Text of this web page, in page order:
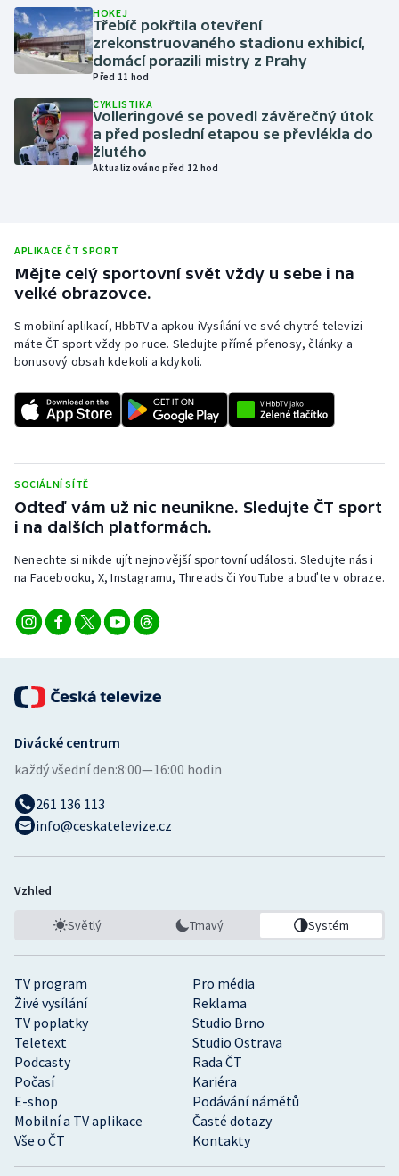
Olympijské hry
Parasport
Plážový volejbal
Short track
Sportovní střelba
Stolní tenis
Triatlon
Veslování
Vodní slalom
Volejbal
HOKEJ
Třebíč pokřtila otevření
zrekonstruovaného stadionu exhibicí,
domácí porazili mistry z Prahy
Před 11 hod
CYKLISTIKA
Volleringové se povedl závěrečný útok
a před poslední etapou se převlékla do
žlutého
Aktualizováno před 12 hod
APLIKACE ČT SPORT
Mějte celý sportovní svět vždy u sebe i na
velké obrazovce.
S mobilní aplikací, HbbTV a apkou iVysílání ve své chytré televizi
máte ČT sport vždy po ruce. Sledujte přímé přenosy, články a
bonusový obsah kdekoli a kdykoli.
SOCIÁLNÍ SÍTĚ
Odteď vám už nic neunikne. Sledujte ČT sport
i na dalších platformách.
Nenechte si nikde ujít nejnovější sportovní události. Sledujte nás i
na Facebooku, X, Instagramu, Threads či YouTube a buďte v obraze.
TV program
Pro média
Živé vysílání
Reklama
TV poplatky
Studio Brno
Teletext
Studio Ostrava
Podcasty
Rada ČT
Počasí
Kariéra
E-shop
Podávání námětů
Mobilní a TV aplikace
Časté dotazy
Vše o ČT
Kontakty
Divácké centrum
každý všední den:8:00—16:00 hodin
261 136 113
info@ceskatelevize.cz
Vzhled
Světlý Tmavý Systém